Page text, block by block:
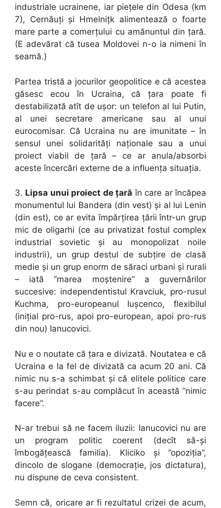
industriale ucrainene, iar piețele din Odesa (km
7), Cernăuți și Hmelnițk alimentează o foarte
mare parte a comerțului cu amănuntul din țară.
(E adevărat că tusea Moldovei n-o ia nimeni în
seamă.)
Partea tristă a jocurilor geopolitice e că acestea
găsesc ecou în Ucraina, că țara poate fi
destabilizată atît de ușor: un telefon al lui Putin,
al unei secretare americane sau al unui
eurocomisar. Că Ucraina nu are imunitate – în
sensul unei solidarități naționale sau a unui
proiect viabil de țară – ce ar anula/absorbi
aceste încercări externe de a influența situația.
3. Lipsa unui proiect de țară în care ar încăpea
monumentul lui Bandera (din vest) și al lui Lenin
(din est), ce ar evita împărțirea țării într-un grup
mic de oligarhi (ce au privatizat fostul complex
industrial sovietic și au monopolizat noile
industrii), un grup destul de subțire de clasă
medie și un grup enorm de săraci urbani și rurali
– iată ”marea moștenire” a guvernărilor
succesive: independentistul Kravciuk, pro-rusul
Kuchma, pro-europeanul Iușcenco, flexibilul
(inițial pro-rus, apoi pro-european, apoi pro-rus
din nou) Ianucovici.
Nu e o noutate că țara e divizată. Noutatea e că
Ucraina e la fel de divizată ca acum 20 ani. Că
nimic nu s-a schimbat și că elitele politice care
s-au perindat s-au complăcut în această ”nimic
facere”.
N-ar trebui să ne facem iluzii: Ianucovici nu are
un program politic coerent (decît să-și
îmbogățească familia). Kliciko și ”opoziția”,
dincolo de slogane (democrație, jos dictatura),
nu dispune de ceva consistent.
Semn că, oricare ar fi rezultatul crizei de acum,